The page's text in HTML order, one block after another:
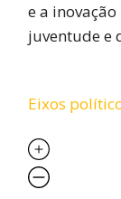
e a
juventude e
Eixos